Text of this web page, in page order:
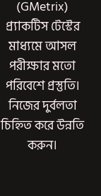
(GMetrix)
প্র্যাকটিস টেস্টের
মাধ্যমে আসল
পরীক্ষার মতো
পরিবেশে প্রস্তুতি।
নিজের দুর্বলতা
চিহ্নিত করে উন্নতি
করুন।